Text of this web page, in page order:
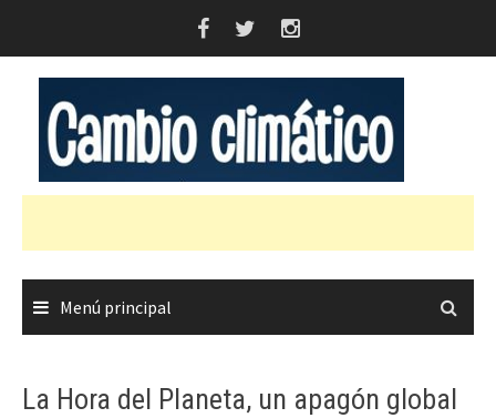
Menú principal
La Hora del Planeta, un apagón global